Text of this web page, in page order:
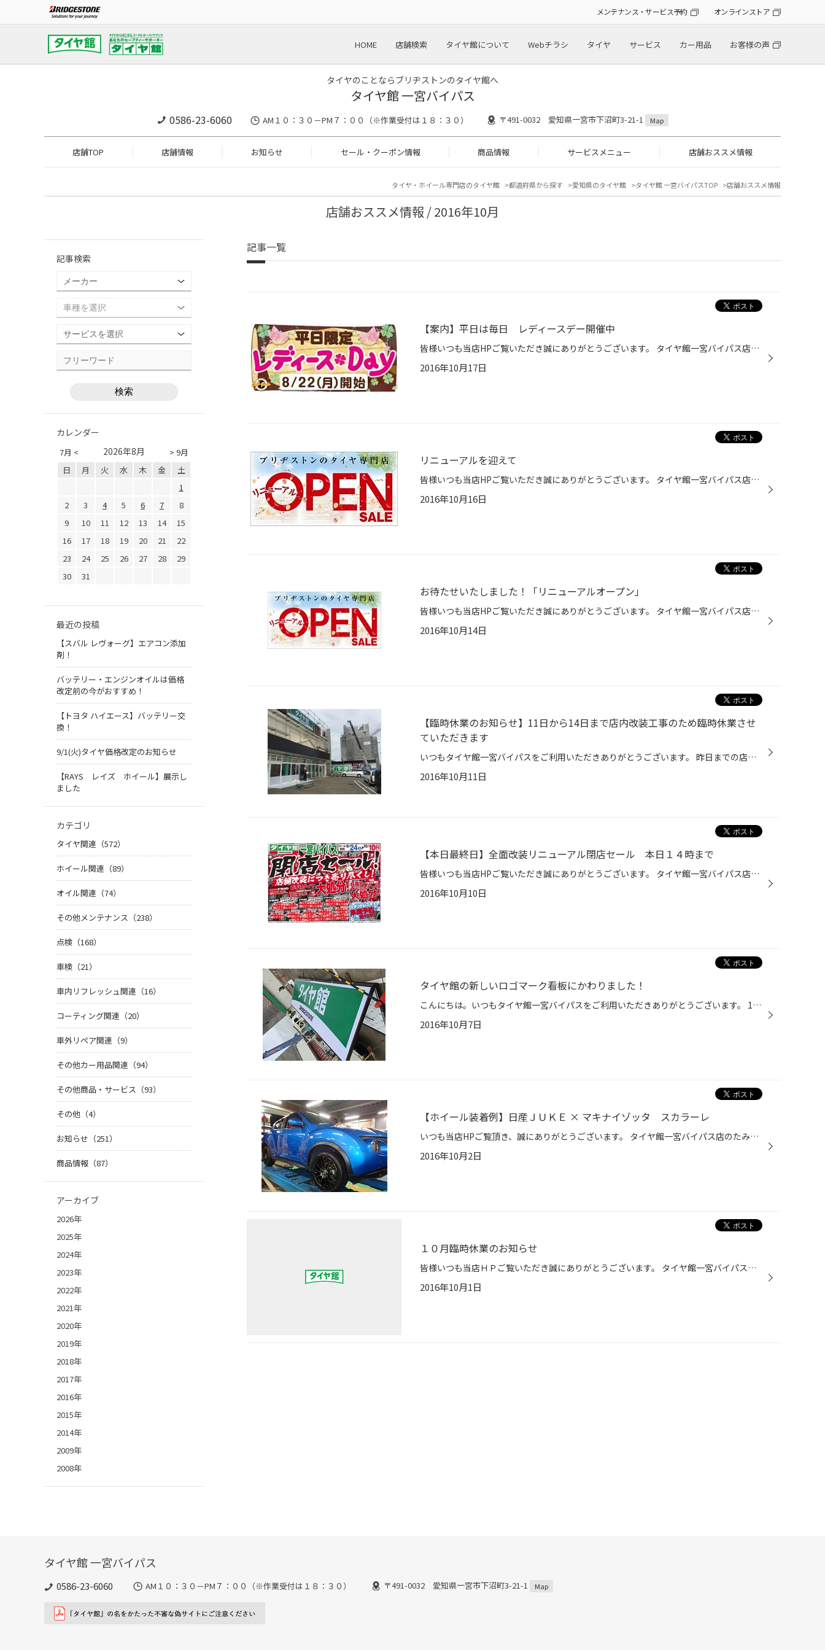
メンテナンス・サービス予約 オンラインストア
HOME 店舗検索 タイヤ館について Webチラシ タイヤ サービス カー用品 お客様の声
タイヤのことならブリヂストンのタイヤ館へ
タイヤ館 一宮バイパス
0586-23-6060 AM１０：３０－PM７：００（※作業受付は１８：３０） 〒491-0032 愛知県一宮市下沼町3-21-1 Map
店舗TOP 店舗情報 お知らせ セール・クーポン情報 商品情報 サービスメニュー 店舗おススメ情報
タイヤ・ホイール専門店のタイヤ館 都道府県から探す 愛知県のタイヤ館 タイヤ館 一宮バイパスTOP 店舗おススメ情報
店舗おススメ情報 / 2016年10月
記事一覧
【案内】平日は毎日 レディースデー開催中
皆様いつも当店HPご覧いただき誠にありがとうございます。 タイヤ館一宮バイパス店です。 お知らせです!! 平日は毎日 「レディースデー」開催中です!! 詳しい内容は、当店スタッフ ないとう まで
2016年10月17日
リニューアルを迎えて
皆様いつも当店HPご覧いただき誠にありがとうございます。 タイヤ館一宮バイパス店です。 当店は、2016年10月15日に、装いも新たにリニューアルオープンいたしました。 15日.16日は オープンセールでたくさんのご来店ありがとうございました。 また、冬シーズンも本格化してきますので精いっぱいサ...
2016年10月16日
お待たせいたしました！「リニューアルオープン」
皆様いつも当店HPご覧いただき誠にありがとうございます。 タイヤ館一宮バイパス店です。 本日より 装いも新たに「リニューアルオープン」いたします。 15・16日２日間 リニューアルオープンセール 開催!! ・お買い上げ金額に応じてのプレゼント ・アンケートに答えてクレープ・お子様にはお菓子...
2016年10月14日
【臨時休業のお知らせ】11日から14日まで店内改装工事のため臨時休業させ
ていただきます
いつもタイヤ館一宮バイパスをご利用いただきありがとうございます。 昨日までの店内改装のための売り尽くし閉店セールに数多くのお客様がご来店・ご購入いただき心から御礼申し上げます。 本日より、新しいタイヤ館への店舗改装により14日まで臨時休業させていただきます。 お客様にはご不便をおか...
2016年10月11日
【本日最終日】全面改装リニューアル閉店セール 本日１４時まで
皆様いつも当店HPご覧いただき誠にありがとうございます。 タイヤ館一宮バイパス店です。 本日１０月１０日１４時まで 店舗全面改装につき、閉店売り尽くしセールの最終日です！！！！ 店頭・倉庫の在庫をできるだけ減らしたい・・・・ ！！！！だったらこの際おもいきってやりましょう！！！！ チ...
2016年10月10日
タイヤ館の新しいロゴマーク看板にかわりました！
こんにちは。いつもタイヤ館一宮バイパスをご利用いただきありがとうございます。 10月10日の14時で全面改装 閉店リニューアルセールも終了します。 新装開店のための工事も着々と進んでおります。 タイヤ館の一号店がオープンして、今年で２５年。 イメージを一新し、よりお客様に最適な提案ができ...
2016年10月7日
【ホイール装着例】日産ＪＵＫＥ × マキナイゾッタ スカラーレ
いつも当店HPご覧頂き、誠にありがとうございます。 タイヤ館一宮バイパス店のたみやです。 本日は、日産 ＪＵＫＥ にタイヤ＆ホイールをお取付させていただいたので ご紹介させていただきます！ 【ご選定の商品】 アルミホイール ： マキナイゾッタ スカラーレ（カラー：ブラッククリア） タ...
2016年10月2日
１０月臨時休業のお知らせ
皆様いつも当店ＨＰご覧いただき誠にありがとうございます。 タイヤ館一宮バイパス店です。 １０月になりました。 只今、店内改装による「閉店セール」開催中です。 また、１０日１４時から１４日まで 店内改装による「臨時休業」とさせていただきます。 あらかじめご了承ください。 １５日１０時よ...
2016年10月1日
記事検索
カレンダー
7月 < > 9月
2026年8月
日 月 火 水 木 金
土
1
2
3 4 5 6 7
8
9
10 11 12 13 14
15
16
17 18 19 20 21
22
23
24 25 26 27 28
29
30
31
最近の投稿
【スバル レヴォーグ】エアコン添加
剤！
バッテリー・エンジンオイルは価格
改定前の今がおすすめ！
【トヨタ ハイエース】バッテリー交
換！
9/1(火)タイヤ価格改定のお知らせ
【RAYS レイズ ホイール】展示し
ました
カテゴリ
タイヤ関連（572）
ホイール関連（89）
オイル関連（74）
その他メンテナンス（238）
点検（168）
車検（21）
車内リフレッシュ関連（16）
コーティング関連（20）
車外リペア関連（9）
その他カー用品関連（94）
その他商品・サービス（93）
その他（4）
お知らせ（251）
商品情報（87）
アーカイブ
2026年
2025年
2024年
2023年
2022年
2021年
2020年
2019年
2018年
2017年
2016年
2015年
2014年
2009年
2008年
タイヤ館 一宮バイパス
0586-23-6060 AM１０：３０－PM７：００（※作業受付は１８：３０） 〒491-0032 愛知県一宮市下沼町3-21-1 Map